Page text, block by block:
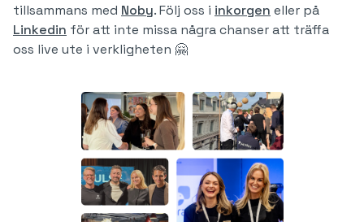
tillsammans med Noby. Följ oss i inkorgen eller på
Linkedin för att inte missa några chanser att träffa
oss live ute i verkligheten 🤗